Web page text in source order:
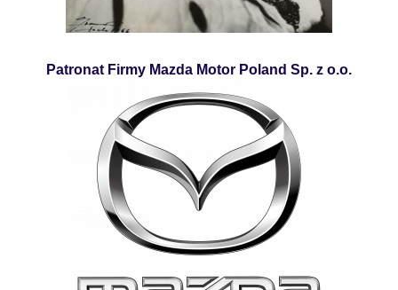
Patronat Firmy Mazda Motor Poland Sp. z o.o.